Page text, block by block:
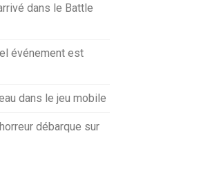
dans le Battle
événement est
dans le jeu mobile
débarque sur